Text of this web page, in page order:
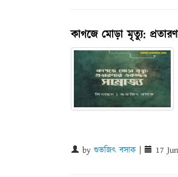
কাগজে মোড়া মৃত্যু:
by শুভজিৎ বসাক 17